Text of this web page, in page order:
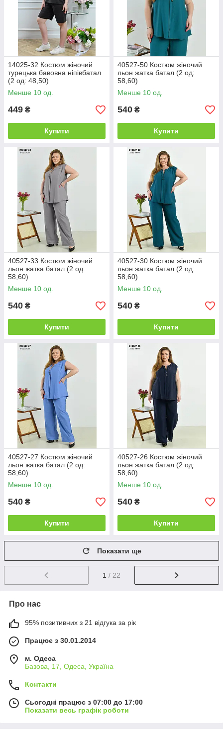
14025-32 Костюм жіночий
турецька бавовна ніпівбатал
(2 од: 48,50)
Менше 10 од.
449 ₴
Купити
40527-50 Костюм жіночий
льон жатка батал (2 од:
58,60)
Менше 10 од.
540 ₴
Купити
40527-33 Костюм жіночий
льон жатка батал (2 од:
58,60)
Менше 10 од.
540 ₴
Купити
40527-30 Костюм жіночий
льон жатка батал (2 од:
58,60)
Менше 10 од.
540 ₴
Купити
40527-27 Костюм жіночий
льон жатка батал (2 од:
58,60)
Менше 10 од.
540 ₴
Купити
40527-26 Костюм жіночий
льон жатка батал (2 од:
58,60)
Менше 10 од.
540 ₴
Купити
Показати ще
1 / 22
Про нас
95% позитивних з 21 відгука за рік
Працює з 30.01.2014
м. Одеса
Базова, 17, Одеса, Україна
Контакти
Сьогодні працює з 07:00 до 17:00
Показати весь графік роботи